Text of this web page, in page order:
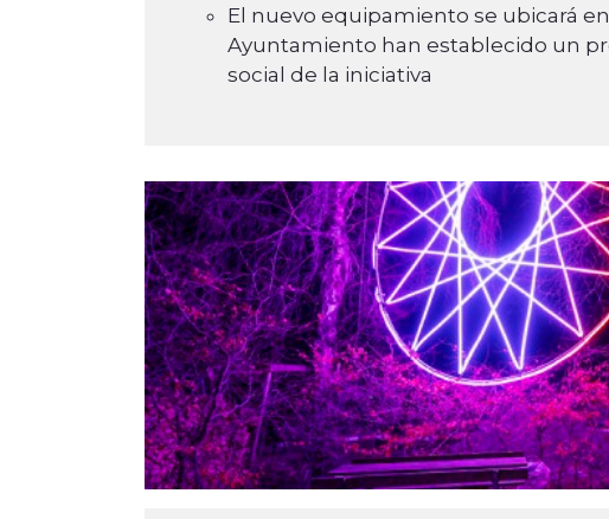
El nuevo equipamiento se ubicará en
Ayuntamiento han establecido un
social de la iniciativa